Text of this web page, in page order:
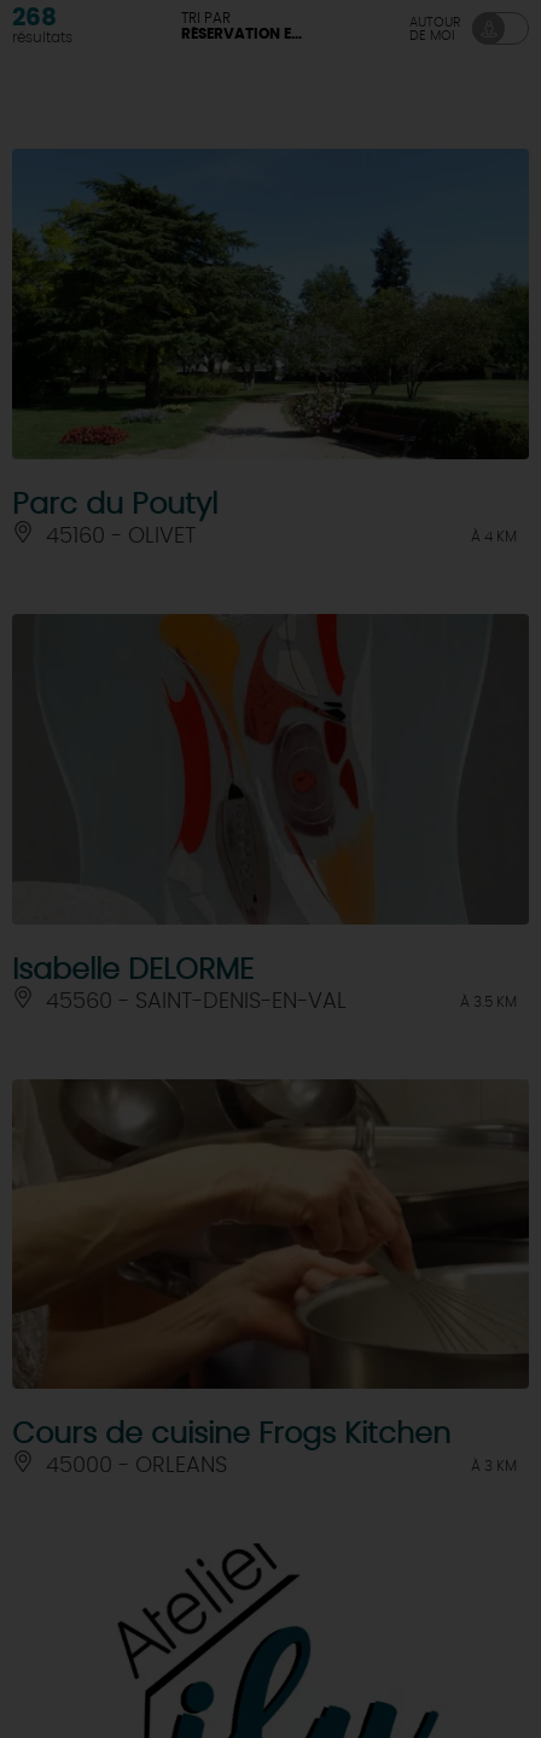
268
résultats
TRI PAR
RÉSERVATION EN LIGNE DISPONIBLE
AUTOUR
DE MOI
Parc du Poutyl
45160 - OLIVET À 4 KM
Isabelle DELORME
45560 - SAINT-DENIS-EN-VAL À 3.5 KM
Cours de cuisine Frogs Kitchen
45000 - ORLEANS À 3 KM